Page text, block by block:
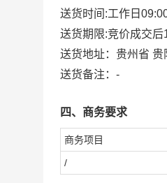
送货时间:工作日
送货期限:竞价成交后
送货地址： 贵州省
送货备注： -
四、商务要求
商务项目
/